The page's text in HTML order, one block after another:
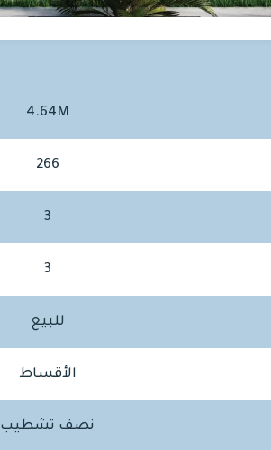
4.64M
266
3
3
للبيع
الأقساط
نصف تشطيب